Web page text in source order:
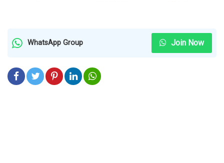
WhatsApp Group Join Now